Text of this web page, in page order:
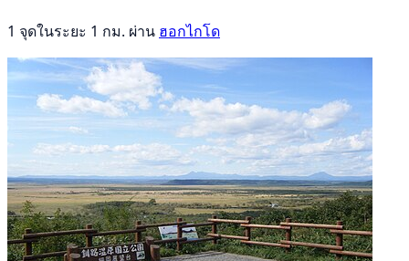
1 จุดในระยะ 1 กม. ผ่าน ฮอกไกโด